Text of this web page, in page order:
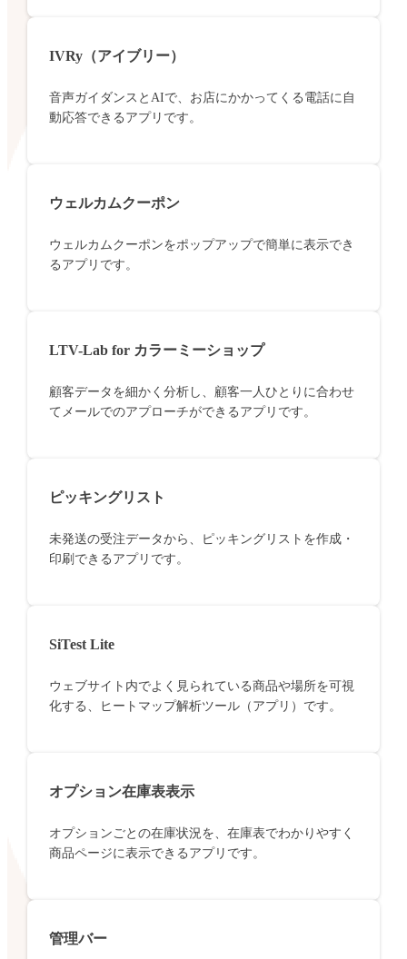
IVRy（アイブリー）
音声ガイダンスとAIで、お店にかかってくる電話に自
動応答できるアプリです。
ウェルカムクーポン
ウェルカムクーポンをポップアップで簡単に表示でき
るアプリです。
LTV-Lab for カラーミーショップ
顧客データを細かく分析し、顧客一人ひとりに合わせ
てメールでのアプローチができるアプリです。
ピッキングリスト
未発送の受注データから、ピッキングリストを作成・
印刷できるアプリです。
SiTest Lite
ウェブサイト内でよく見られている商品や場所を可視
化する、ヒートマップ解析ツール（アプリ）です。
オプション在庫表表示
オプションごとの在庫状況を、在庫表でわかりやすく
商品ページに表示できるアプリです。
管理バー